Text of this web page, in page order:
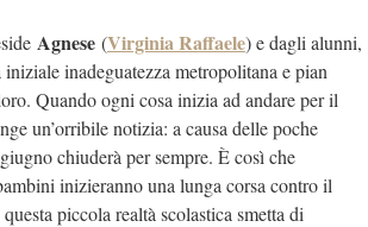
Agnese (Virginia Raffael​e) e dagli alunni,
inadeguatezza metropolitana e pian
Quando ogni cosa inizia ad andare per il
un’orribile notizia: a causa delle poche
chiuderà per sempre. È così che
inizieranno una lunga corsa contro il
piccola realtà scolastica smetta di